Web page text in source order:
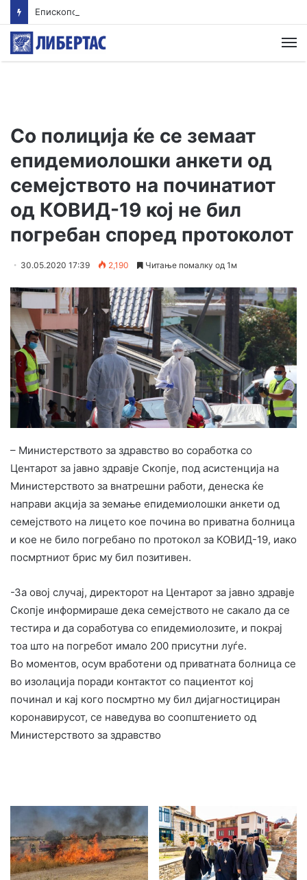
Со полиција ќе се земаат
епидемиолошки анкети од
семејството на починатиот
од КОВИД-19 кој не бил
погребан според протоколот
30.05.2020 17:39 2,190 Читање помалку од 1м
– Министерството за здравство во соработка со
Центарот за јавно здравје Скопје, под асистенција на
Министерството за внатрешни работи, денеска ќе
направи акција за земање епидемиолошки анкети од
семејството на лицето кое почина во приватна болница
и кое не било погребано по протокол за КОВИД-19, иако
посмртниот брис му бил позитивен.
-За овој случај, директорот на Центарот за јавно здравје
Скопје информираше дека семејството не сакало да се
тестира и да соработува со епидемиолозите, и покрај
тоа што на погребот имало 200 присутни луѓе.
Во моментов, осум вработени од приватната болница се
во изолација поради контактот со пациентот кој
починал и кај кого посмртно му бил дијагностициран
коронавирусот, се наведува во соопштението од
Министерството за здравство